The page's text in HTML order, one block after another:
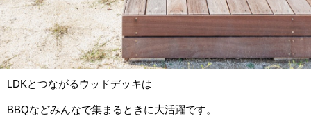
LDKとつながるウッドデッキは
BBQなどみんなで集まるときに大活躍です。